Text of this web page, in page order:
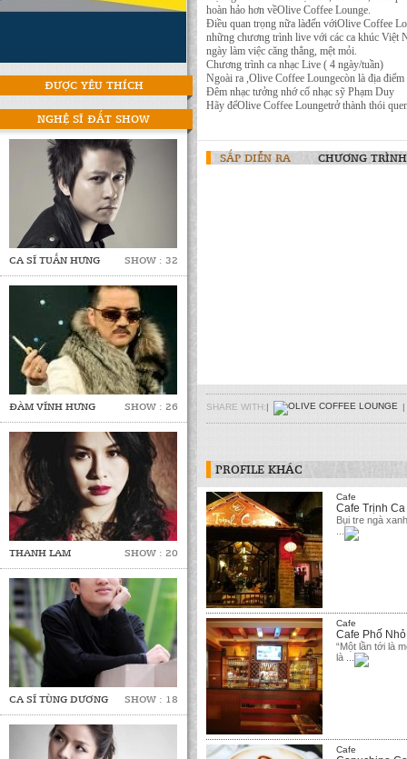
ĐƯỢC YÊU THÍCH
NGHỆ SĨ ĐẮT SHOW
CA SĨ TUẤN HƯNG SHOW : 32
ĐÀM VĨNH HƯNG SHOW : 26
THANH LAM SHOW : 20
CA SĨ TÙNG DƯƠNG SHOW : 18
hoàn hảo hơn vềOlive Coffee Lounge.
Điều quan trọng nữa làđến vớiOlive Coffee
những chương trình live với các ca khúc Việt
ngày làm việc căng thẳng, mệt mỏi.
Chương trình ca nhạc Live ( 4 ngày/tuần)
Ngoài ra ,Olive Coffee Loungecòn là địa
Đêm nhạc tưởng nhớ cố nhạc sỹ Phạm Duy
Hãy đểOlive Coffee Loungetrở thành thói
SẮP DIỄN RA CHƯƠNG
SHARE WITH:| |
PROFILE KHÁC
Cafe
Cafe Trịnh
Bụi tre ngà
Cafe
Cafe Phố Nhỏ
“Một lần tới là
là ...
Cafe